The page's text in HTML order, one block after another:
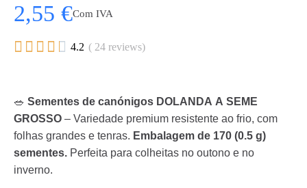
2,55 €Com IVA
     4.2 ( 24 reviews)
🥗 Sementes de canónigos DOLANDA A SEME
GROSSO – Variedade premium resistente ao frio, com
folhas grandes e tenras. Embalagem de 170 (0.5 g)
sementes. Perfeita para colheitas no outono e no
inverno.